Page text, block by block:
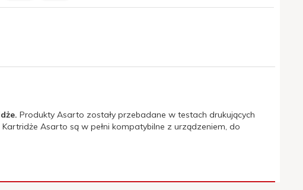
Produkty Asarto zostały przebadane w testach drukujących
Asarto są w pełni kompatybilne z urządzeniem, do